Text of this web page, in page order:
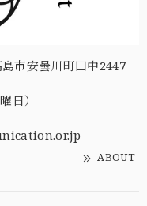
市安曇川町田中2447
日）
ABOUT